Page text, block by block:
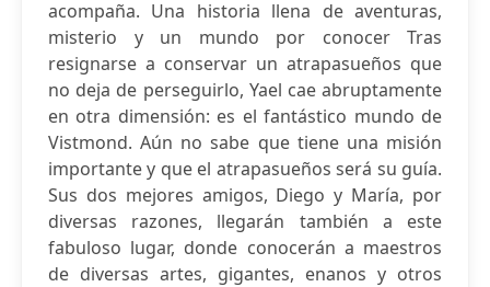
acompaña. Una historia llena de aventuras,
misterio y un mundo por conocer Tras
resignarse a conservar un atrapasueños que
no deja de perseguirlo, Yael cae abruptamente
en otra dimensión: es el fantástico mundo de
Vistmond. Aún no sabe que tiene una misión
importante y que el atrapasueños será su guía.
Sus dos mejores amigos, Diego y María, por
diversas razones, llegarán también a este
fabuloso lugar, donde conocerán a maestros
de diversas artes, gigantes, enanos y otros